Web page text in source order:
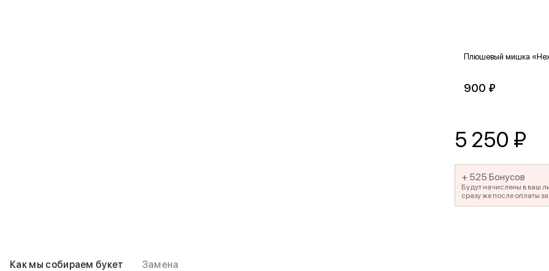
Плюшевый мишка
900 ₽
5 250 ₽
+ 525 Бонусов
Будут начислены в ваш
сразу же после оплаты
Как мы собираем букет Замена